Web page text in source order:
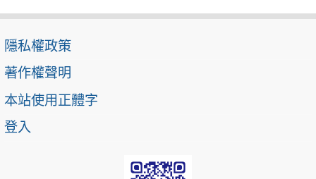
隱私權政策
著作權聲明
本站使用正體字
登入